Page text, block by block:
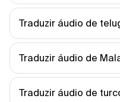
Traduzir áudio de
Traduzir áudio de
Traduzir áudio de